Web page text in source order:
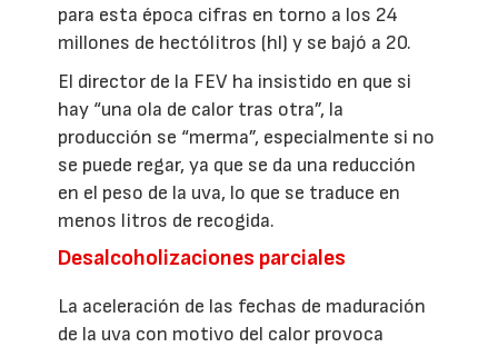
para esta época cifras en torno a los 24
millones de hectólitros (hl) y se bajó a 20.
El director de la FEV ha insistido en que si
hay “una ola de calor tras otra”, la
producción se “merma”, especialmente si no
se puede regar, ya que se da una reducción
en el peso de la uva, lo que se traduce en
menos litros de recogida.
Desalcoholizaciones parciales
La aceleración de las fechas de maduración
de la uva con motivo del calor provoca